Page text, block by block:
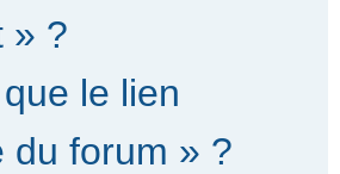
» ?
le lien
du forum » ?